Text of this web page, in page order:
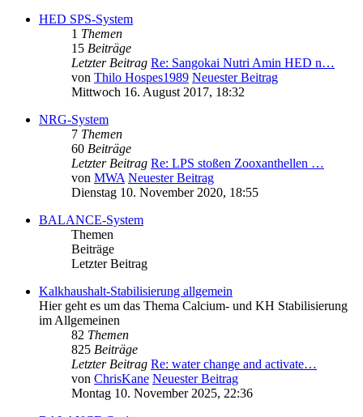
HED SPS-System
1 Themen
15 Beiträge
Letzter Beitrag Re: Sangokai Nutri Amin HED n…
von Thilo Hospes1989 Neuester Beitrag
Mittwoch 16. August 2017, 18:32
NRG-System
7 Themen
60 Beiträge
Letzter Beitrag Re: LPS stoßen Zooxanthellen …
von MWA Neuester Beitrag
Dienstag 10. November 2020, 18:55
BALANCE-System
Themen
Beiträge
Letzter Beitrag
Kalkhaushalt-Stabilisierung allgemein
Hier geht es um das Thema Calcium- und KH Stabilisierung
im Allgemeinen
82 Themen
825 Beiträge
Letzter Beitrag Re: water change and activate…
von ChrisKane Neuester Beitrag
Montag 10. November 2025, 22:36